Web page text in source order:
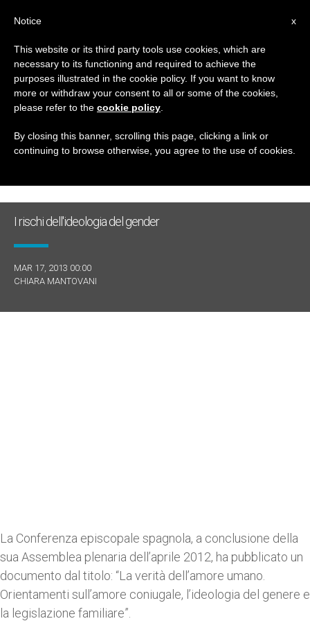
GIORNO
Marzo 17th, 2013
ULTIME NOTIZIE
I rischi dell'ideologia del gender
MAR 17, 2013 00:00
CHIARA MANTOVANI
La Conferenza episcopale spagnola, a conclusione della
sua Assemblea plenaria dell’aprile 2012, ha pubblicato un
documento dal titolo: “La verità dell’amore umano.
Orientamenti sull’amore coniugale, l’ideologia del genere e
la legislazione familiare”.
x
Notice
This website or its third party tools use cookies, which are
necessary to its functioning and required to achieve the
purposes illustrated in the cookie policy. If you want to know
more or withdraw your consent to all or some of the cookies,
please refer to the cookie policy
By closing this banner, scrolling this page, clicking a link or
continuing to browse otherwise, you agree to the use of cookies.